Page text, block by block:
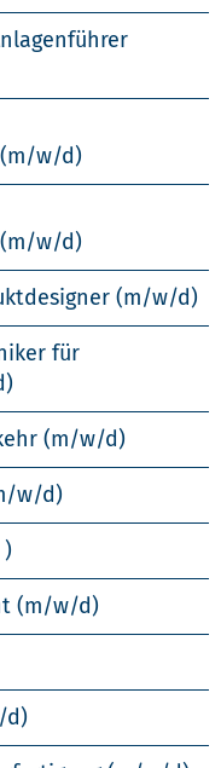
w/d)
w/d)
(m/w/d)
für
(m/w/d)
w/d)
(m/w/d)
d)